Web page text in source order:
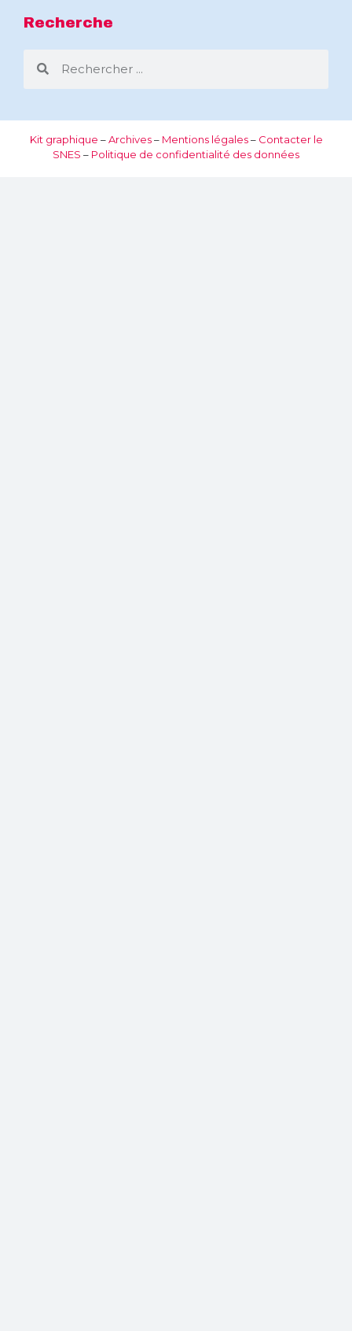
Recherche
Kit graphique –Archives– Mentions légales– Contacter le
SNES – Politique de confidentialité des données